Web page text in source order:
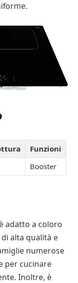
Funzioni
Booster
adatto a coloro
alta qualità e
numerose
per cucinare
Inoltre, è